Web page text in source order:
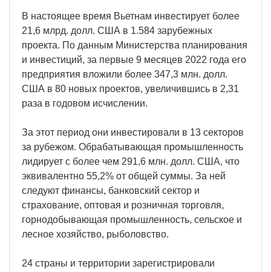
В настоящее время Вьетнам инвестирует более
21,6 млрд. долл. США в 1.584 зарубежных
проекта. По данным Министерства планирования
и инвестиций, за первые 9 месяцев 2022 года его
предприятия вложили более 347,3 млн. долл.
США в 80 новых проектов, увеличившись в 2,31
раза в годовом исчислении.
За этот период они инвестировали в 13 секторов
за рубежом. Обрабатывающая промышленность
лидирует с более чем 291,6 млн. долл. США, что
эквивалентно 55,2% от общей суммы. За ней
следуют финансы, банковский сектор и
страхование, оптовая и розничная торговля,
горнодобывающая промышленность, сельское и
лесное хозяйство, рыболовство.
24 страны и территории зарегистрировали